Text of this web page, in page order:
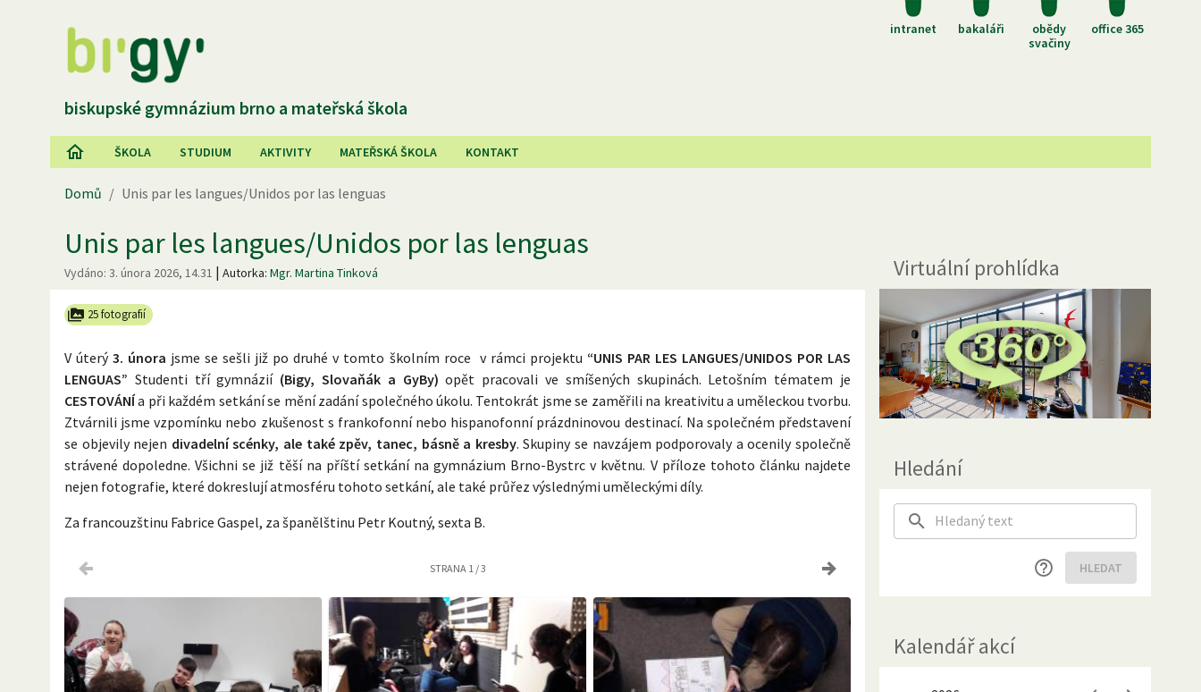
intranet bakaláři
obědy
svačiny
office 365
biskupské gymnázium brno a mateřská škola
ŠKOLA STUDIUM AKTIVITY MATEŘSKÁ ŠKOLA KONTAKT
Domů / Unis par les langues/Unidos por las lenguas
Unis par les langues/Unidos por las lenguas
Vydáno: 3. února 2026, 14.31 | Autorka: Mgr. Martina Tinková
25 fotografií
V úterý3. února jsme se sešli již po druhé v tomto školním roce v rámci projektu “UNIS PAR LES LANGUES/UNIDOS POR LAS
LENGUAS” Studenti tří gymnázií (Bigy, Slovaňák a GyBy) opět pracovali ve smíšených skupinách. Letošním tématem je
CESTOVÁNÍa při každém setkání se mění zadání společného úkolu. Tentokrát jsme se zaměřili na kreativitu a uměleckou tvorbu.
Ztvárnili jsme vzpomínku nebo zkušenost s frankofonní nebo hispanofonní prázdninovou destinací. Na společném představení
se objevily nejen divadelní scénky, ale také zpěv, tanec, básně a kresby. Skupiny se navzájem podporovaly a ocenily společně
strávené dopoledne. Všichni se již těší na příští setkání na gymnázium Brno-Bystrc v květnu. V příloze tohoto článku najdete
nejen fotografie, které dokreslují atmosféru tohoto setkání, ale také průřez výslednými uměleckými díly.
Za francouzštinu Fabrice Gaspel, za španělštinu Petr Koutný, sexta B.
STRANA 1/3
Virtuální prohlídka
Hledání
HLEDAT
Kalendář akcí